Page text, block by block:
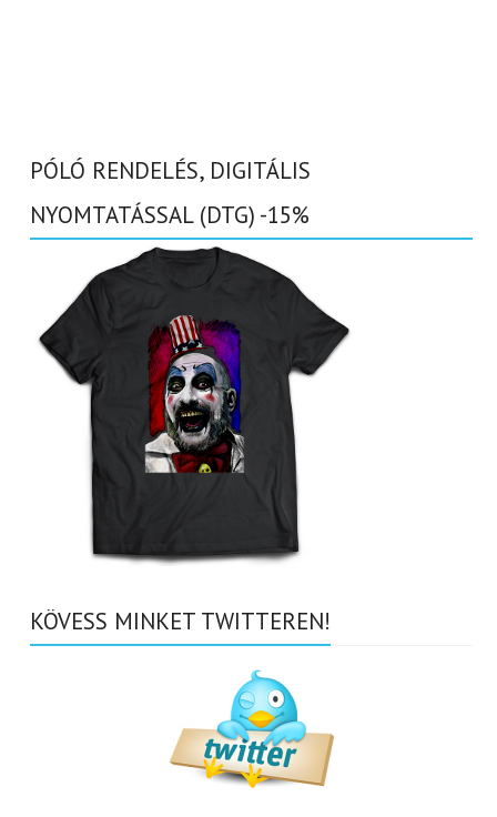
PÓLÓ RENDELÉS, DIGITÁLIS
NYOMTATÁSSAL (DTG) -15%
KÖVESS MINKET TWITTEREN!